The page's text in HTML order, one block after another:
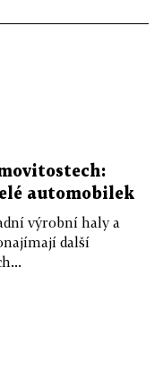
automobilek
výrobní haly a
další